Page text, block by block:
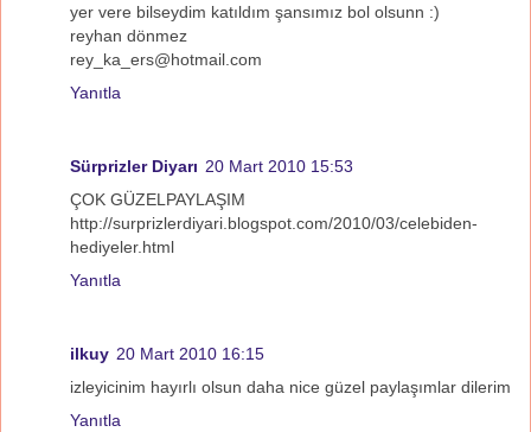
yer vere bilseydim katıldım şansımız bol olsunn :)
reyhan dönmez
rey_ka_ers@hotmail.com
Yanıtla
Sürprizler Diyarı 20 Mart 2010 15:53
ÇOK GÜZELPAYLAŞIM
http://surprizlerdiyari.blogspot.com/2010/03/celebiden-
hediyeler.html
Yanıtla
ilkuy 20 Mart 2010 16:15
izleyicinim hayırlı olsun daha nice güzel paylaşımlar dilerim
Yanıtla